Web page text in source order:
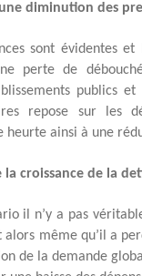
diminution des
sont évidentes
perte de
publics
repose sur les
heurte ainsi à une
la croissance de la
il n’y a pas
alors même qu’il a
de la demande